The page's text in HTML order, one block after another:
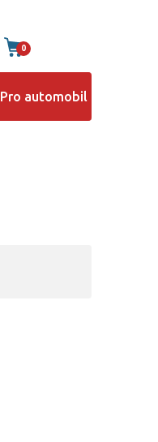
0
Pro automobil